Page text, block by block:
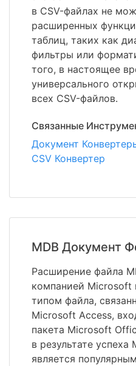
в CSV-файлах не
расширенных
таблиц, таких как
фильтры или
того, в настоящее
универсального
всех CSV-файлов.
Связанные
Документ
CSV Конвертер
MDB Документ
Расширение файла
компанией Microsoft
типом файла,
Microsoft Access,
пакета Microsoft
в результате
является